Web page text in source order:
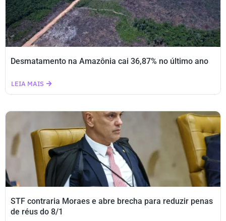
Desmatamento na Amazônia cai 36,87% no último ano
LEIA MAIS
STF contraria Moraes e abre brecha para reduzir penas
de réus do 8/1